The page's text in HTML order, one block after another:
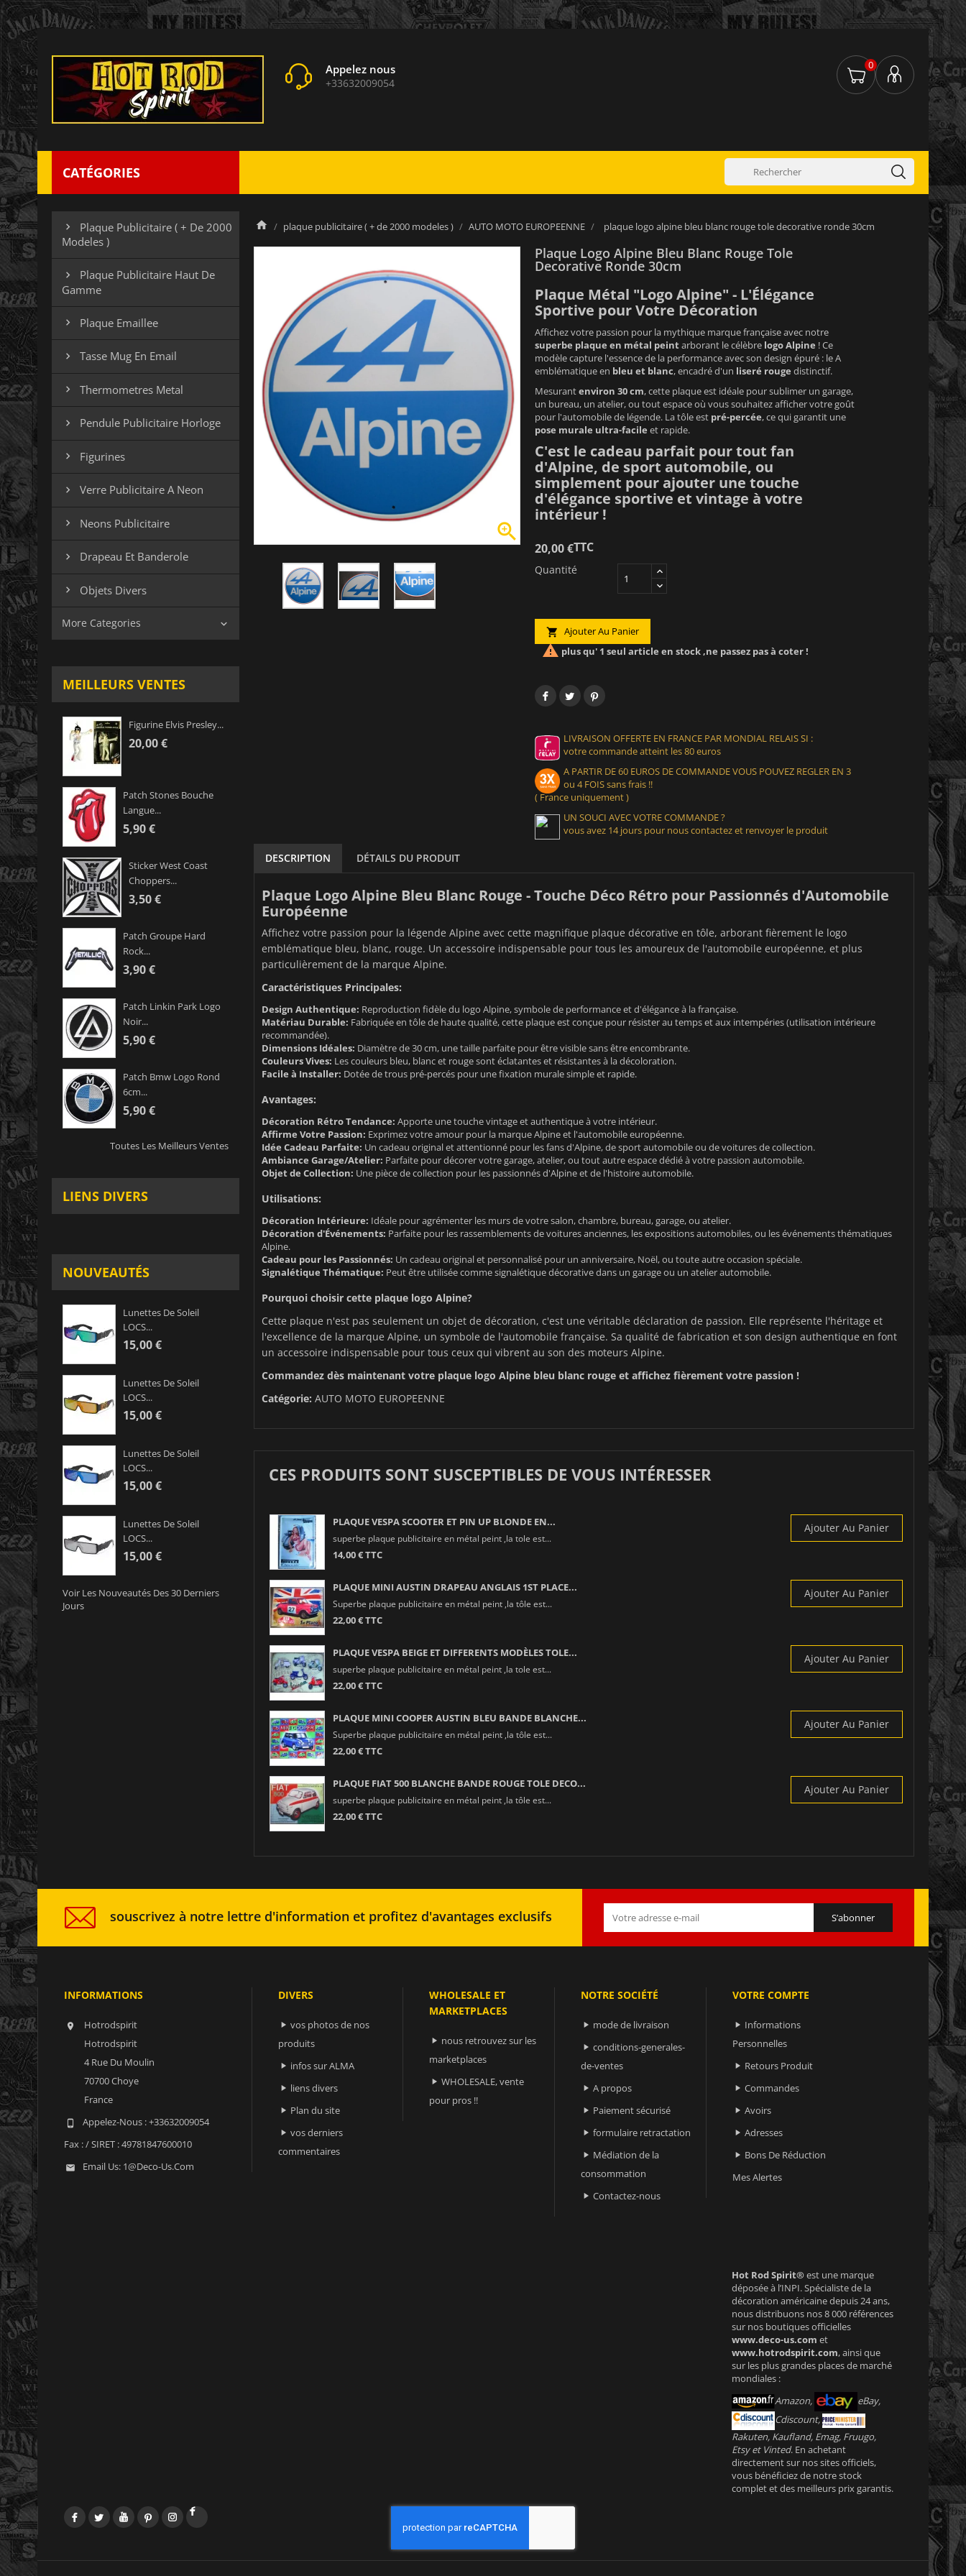
Appelez nous
+33632009054
0
CATÉGORIES

Plaque Publicitaire ( + De 2000
Modeles )

Plaque Publicitaire Haut De
Gamme
 Plaque Emaillee
 Tasse Mug En Email
 Thermometres Metal
 Pendule Publicitaire Horloge
 Figurines
 Verre Publicitaire A Neon
 Neons Publicitaire
 Drapeau Et Banderole
 Objets Divers
More Categories 
MEILLEURS VENTES
Figurine Elvis Presley...
20,00 €
Patch Stones Bouche
Langue...
5,90 €
Sticker West Coast
Choppers...
3,50 €
Patch Groupe Hard
Rock...
3,90 €
Patch Linkin Park Logo
Noir...
5,90 €
Patch Bmw Logo Rond
6cm...
5,90 €
Toutes Les Meilleurs Ventes
LIENS DIVERS
NOUVEAUTÉS
Lunettes De Soleil
LOCS...
15,00 €
Lunettes De Soleil
LOCS...
15,00 €
Lunettes De Soleil
LOCS...
15,00 €
Lunettes De Soleil
LOCS...
15,00 €
Voir Les Nouveautés Des 30 Derniers
Jours
plaque publicitaire ( + de 2000 modeles ) AUTO MOTO EUROPEENNE plaque logo alpine bleu blanc rouge tole decorative ronde 30cm

Plaque Logo Alpine Bleu Blanc Rouge Tole
Decorative Ronde 30cm
Plaque Métal "Logo Alpine" - L'Élégance
Sportive pour Votre Décoration
Affichez votre passion pour la mythique marque française avec notre
superbe plaque en métal peintarborant le célèbre logo Alpine ! Ce
modèle capture l'essence de la performance avec son design épuré : le A
emblématique en bleu et blanc, encadré d'un liseré rouge distinctif.
Mesurantenviron 30 cm, cette plaque est idéale pour sublimer un garage,
un bureau, un atelier, ou tout espace où vous souhaitez afficher votre goût
pour l'automobile de légende. La tôle est pré-percée, ce qui garantit une
pose murale ultra-facile et rapide.
C'est le cadeau parfait pour tout fan
d'Alpine, de sport automobile, ou
simplement pour ajouter une touche
d'élégance sportive et vintage à votre
intérieur !
20,00 €TTC
Quantité
 Ajouter Au Panier
 plus qu' 1 seul article en stock ,ne passez pas à coter !
LIVRAISON OFFERTE EN FRANCE PAR MONDIAL RELAIS SI :
votre commande atteint les 80 euros
A PARTIR DE 60 EUROS DE COMMANDE VOUS POUVEZ REGLER EN 3
ou 4 FOIS sans frais !!
( France uniquement )
UN SOUCI AVEC VOTRE COMMANDE ?
vous avez 14 jours pour nous contactez et renvoyer le produit
DESCRIPTION DÉTAILS DU PRODUIT
Plaque Logo Alpine Bleu Blanc Rouge - Touche Déco Rétro pour Passionnés d'Automobile
Européenne
Affichez votre passion pour la légende Alpine avec cette magnifique plaque décorative en tôle, arborant fièrement le logo
emblématique bleu, blanc, rouge. Un accessoire indispensable pour tous les amoureux de l'automobile européenne, et plus
particulièrement de la marque Alpine.
Caractéristiques Principales:
Design Authentique: Reproduction fidèle du logo Alpine, symbole de performance et d'élégance à la française.
Matériau Durable: Fabriquée en tôle de haute qualité, cette plaque est conçue pour résister au temps et aux intempéries (utilisation intérieure
recommandée).
Dimensions Idéales: Diamètre de 30 cm, une taille parfaite pour être visible sans être encombrante.
Couleurs Vives: Les couleurs bleu, blanc et rouge sont éclatantes et résistantes à la décoloration.
Facile à Installer: Dotée de trous pré-percés pour une fixation murale simple et rapide.
Avantages:
Décoration Rétro Tendance: Apporte une touche vintage et authentique à votre intérieur.
Affirme Votre Passion: Exprimez votre amour pour la marque Alpine et l'automobile européenne.
Idée Cadeau Parfaite: Un cadeau original et attentionné pour les fans d'Alpine, de sport automobile ou de voitures de collection.
Ambiance Garage/Atelier: Parfaite pour décorer votre garage, atelier, ou tout autre espace dédié à votre passion automobile.
Objet de Collection: Une pièce de collection pour les passionnés d'Alpine et de l'histoire automobile.
Utilisations:
Décoration Intérieure: Idéale pour agrémenter les murs de votre salon, chambre, bureau, garage, ou atelier.
Décoration d'Événements: Parfaite pour les rassemblements de voitures anciennes, les expositions automobiles, ou les événements thématiques
Alpine.
Cadeau pour les Passionnés: Un cadeau original et personnalisé pour un anniversaire, Noël, ou toute autre occasion spéciale.
Signalétique Thématique: Peut être utilisée comme signalétique décorative dans un garage ou un atelier automobile.
Pourquoi choisir cette plaque logo Alpine?
Cette plaque n'est pas seulement un objet de décoration, c'est une véritable déclaration de passion. Elle représente l'héritage et
l'excellence de la marque Alpine, un symbole de l'automobile française. Sa qualité de fabrication et son design authentique en font
un accessoire indispensable pour tous ceux qui vibrent au son des moteurs Alpine.
Commandez dès maintenant votre plaque logo Alpine bleu blanc rouge et affichez fièrement votre passion !
Catégorie: AUTO MOTO EUROPEENNE
CES PRODUITS SONT SUSCEPTIBLES DE VOUS INTÉRESSER
PLAQUE VESPA SCOOTER ET PIN UP BLONDE EN...
superbe plaque publicitaire en métal peint ,la tole est...
14,00 € TTC
Ajouter Au Panier
PLAQUE MINI AUSTIN DRAPEAU ANGLAIS 1ST PLACE...
Superbe plaque publicitaire en métal peint ,la tôle est...
22,00 € TTC
Ajouter Au Panier
PLAQUE VESPA BEIGE ET DIFFERENTS MODÈLES TOLE...
superbe plaque publicitaire en métal peint ,la tole est...
22,00 € TTC
Ajouter Au Panier
PLAQUE MINI COOPER AUSTIN BLEU BANDE BLANCHE...
Superbe plaque publicitaire en métal peint ,la tôle est...
22,00 € TTC
Ajouter Au Panier
PLAQUE FIAT 500 BLANCHE BANDE ROUGE TOLE DECO...
superbe plaque publicitaire en métal peint ,la tôle est...
22,00 € TTC
Ajouter Au Panier
souscrivez à notre lettre d'information et profitez d'avantages exclusifs
INFORMATIONS

Hotrodspirit
Hotrodspirit
4 Rue Du Moulin
70700 Choye
France
 Appelez-Nous :+33632009054
Fax :/ SIRET : 49781847600010
 Email Us: 1@deco-Us.com
DIVERS
 vos photos de nos
produits
 infos sur ALMA
 liens divers
 Plan du site
 vos derniers
commentaires
WHOLESALE ET
MARKETPLACES
 nous retrouvez sur les
marketplaces
 WHOLESALE, vente
pour pros !!
NOTRE SOCIÉTÉ
 mode de livraison
 conditions-generales-
de-ventes
 A propos
 Paiement sécurisé
 formulaire retractation
 Médiation de la
consommation
 Contactez-nous
VOTRE COMPTE
 Informations
Personnelles
 Retours Produit
 Commandes
 Avoirs
 Adresses
 Bons De Réduction
Mes Alertes
Hot Rod Spirit®est une marque
déposée à l’INPI. Spécialiste de la
décoration américaine depuis 24 ans,
nous distribuons nos 8 000 références
sur nos boutiques officielles
www.deco-us.com et
www.hotrodspirit.com, ainsi que
sur les plus grandes places de marché
mondiales :
Amazon,
eBay,
Cdiscount,
Rakuten, Kaufland, Emag, Fruugo,
Etsy et Vinted. En achetant
directement sur nos sites officiels,
vous bénéficiez de notre stock
complet et des meilleurs prix garantis.
FacebookTwitterYouTubePinterestInstagram